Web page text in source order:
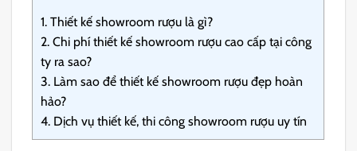
1. Thiết kế showroom rượu là gì?
2. Chi phí thiết kế showroom rượu cao cấp tại công
ty ra sao?
3. Làm sao để thiết kế showroom rượu đẹp hoàn
hảo?
4. Dịch vụ thiết kế, thi công showroom rượu uy tín